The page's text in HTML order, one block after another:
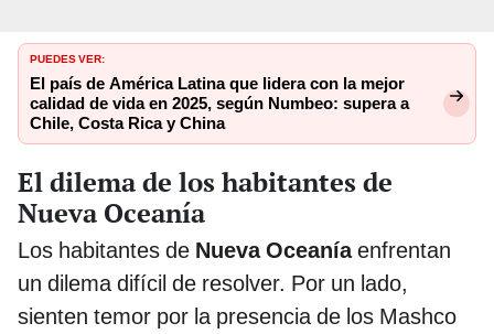
PUEDES VER:
El país de América Latina que lidera con la mejor
calidad de vida en 2025, según Numbeo: supera a
Chile, Costa Rica y China
El dilema de los habitantes de
Nueva Oceanía
Los habitantes de Nueva Oceaníaenfrentan
un dilema difícil de resolver. Por un lado,
sienten temor por la presencia de los Mashco